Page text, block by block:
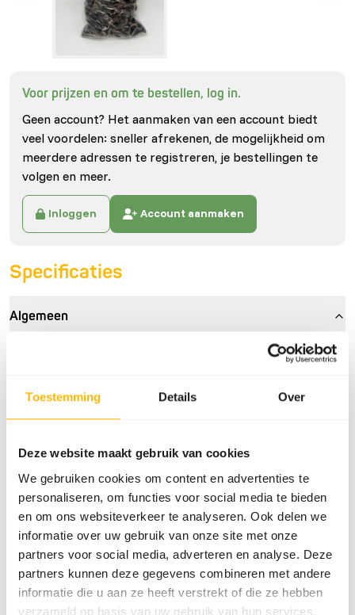
Toestemming Details Over
Deze website maakt gebruik van cookies
We gebruiken cookies om content en advertenties te
personaliseren, om functies voor social media te bieden
en om ons websiteverkeer te analyseren. Ook delen we
informatie over uw gebruik van onze site met onze
partners voor social media, adverteren en analyse. Deze
partners kunnen deze gegevens combineren met andere
informatie die u aan ze heeft verstrekt of die ze hebben
verzameld op basis van uw gebruik van hun services.
Voor prijzen en om te bestellen, log in.
Geen account? Het aanmaken van een account biedt
veel voordelen: sneller afrekenen, de mogelijkheid om
meerdere adressen te registreren, je bestellingen te
volgen en meer.
Inloggen Account aanmaken
Specificaties
Algemeen
Donkere Muis Mix (±6-40
Artikelnummer
77210
Voorraadstatus
Uit voorraad leverbaar
Details
Samenstelling
100% muis
Merk
Kiezebrink